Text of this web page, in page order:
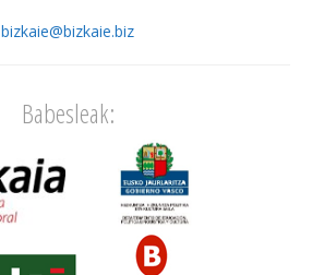
bizkaie@bizkaie.biz
Babesleak: